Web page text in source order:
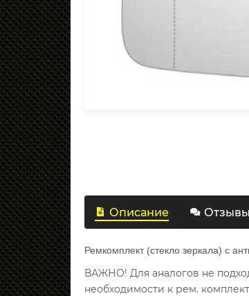
Описание Отзывы
Ремкомплект (стекло зеркала) с
ВАЖНО! Для аналогов не
необходимости к рем.